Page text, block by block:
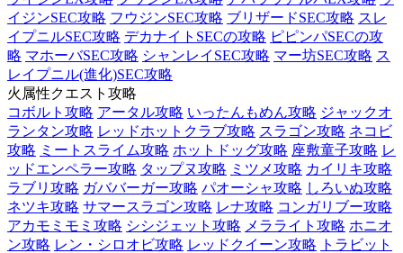
イジンSEC攻略 フウジンSEC攻略 ブリザードSEC攻略 スレ
イプニルSEC攻略 デカナイトSECの攻略 ピピンパSECの攻
略 マホーバSEC攻略 シャンレイSEC攻略 マー坊SEC攻略 ス
レイプニル(進化)SEC攻略
火属性クエスト攻略
コボルト攻略 アータル攻略 いったんもめん攻略 ジャックオ
ランタン攻略 レッドホットクラブ攻略 スラゴン攻略 ネコビ
攻略 ミートスライム攻略 ホットドッグ攻略 座敷童子攻略 レ
ッドエンペラー攻略 タップヌ攻略 ミツメ攻略 カイリキ攻略
ラブリ攻略 ガババーガー攻略 パオーシャ攻略 しろいぬ攻略
ネツキ攻略 サマースラゴン攻略 レナ攻略 コンガリブー攻略
アカモミモミ攻略 シシジェット攻略 メラライト攻略 ホニオ
ン攻略 レン・シロオビ攻略 レッドクイーン攻略
トラビット